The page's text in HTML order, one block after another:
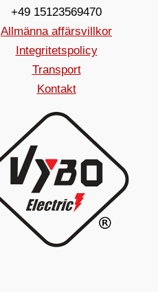
+49 15123569470
Allmänna affärsvillkor
Integritetspolicy
Transport
Kontakt